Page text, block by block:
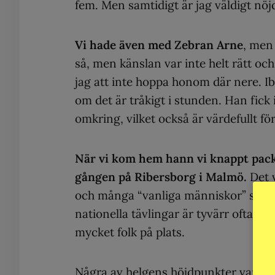
fem. Men samtidigt är jag väldigt
Vi hade även med Zebran Arne,
så, men känslan var inte helt rätt
jag att inte hoppa honom där nere.
om det är tråkigt i stunden. Han
omkring, vilket också är värdefullt
När vi kom hem hann vi knappt
gången på Ribersborg i Malmö. Det
och många “vanliga människor”
nationella tävlingar är tyvärr ofta
mycket folk på plats.
Några av helgens höjdpunkter var